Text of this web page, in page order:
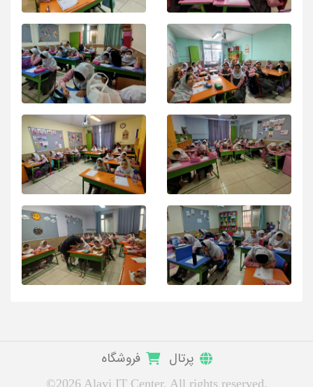
پرتال فروشگاه
©2026 Alavi IT Center. All rights reserved.